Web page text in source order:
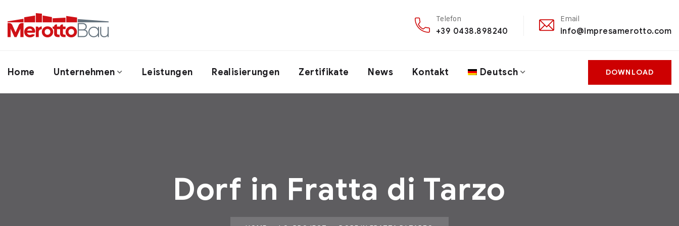
Telefon
+39 0438.898240
Email
info@impresamerotto.com
Home Unternehmen Leistungen Realisierungen Zertifikate News Kontakt Deutsch DOWNLOAD
Dorf in Fratta di Tarzo